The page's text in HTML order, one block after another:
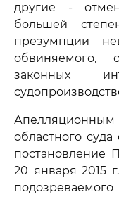
другие -
большей
презумпции
законных
областного
постановление
20 января 2015